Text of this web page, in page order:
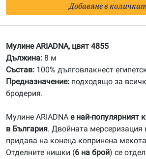
Мулине
АRIADNA
Добавяне в
Мулине ARIADNA, цвят 4855
Дължина: 8 м
Състав: 100% дълговлакнест
Предназначение: подходящо за
бродерия.
Мулине ARIADNA е най-популярният
в България. Двойната мерсеризация
придава на конеца копринена
Отделните нишки (6 на брой) се